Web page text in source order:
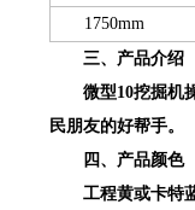
1750mm
三、产品介绍
微型10挖掘机
民朋友的好帮手。
四、产品颜色
工程黄或卡特